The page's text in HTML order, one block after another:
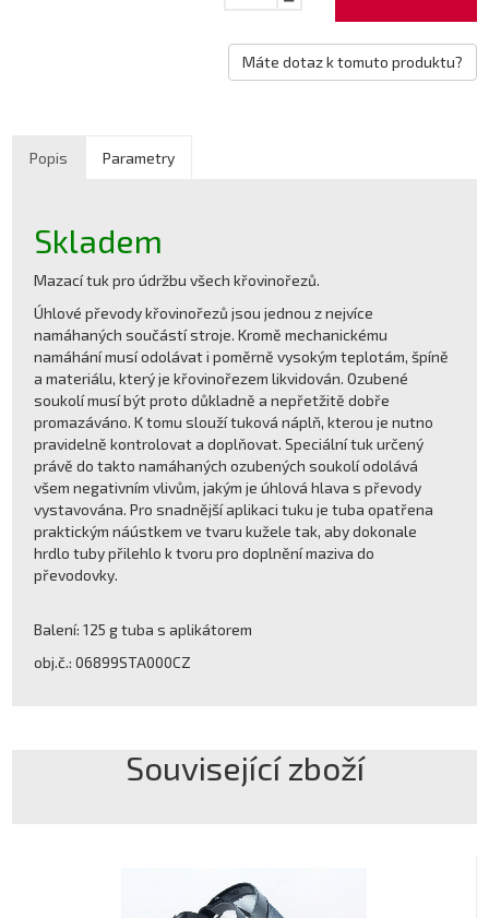
Máte dotaz k tomuto produktu?
Popis Parametry
Skladem
Mazací tuk pro údržbu všech křovinořezů.
Úhlové převody křovinořezů jsou jednou z nejvíce
namáhaných součástí stroje. Kromě mechanickému
namáhání musí odolávat i poměrně vysokým teplotám, špíně
a materiálu, který je křovinořezem likvidován. Ozubené
soukolí musí být proto důkladně a nepřetžitě dobře
promazáváno. K tomu slouží tuková náplň, kterou je nutno
pravidelně kontrolovat a doplňovat. Speciální tuk určený
právě do takto namáhaných ozubených soukolí odolává
všem negativním vlivům, jakým je úhlová hlava s převody
vystavována. Pro snadnější aplikaci tuku je tuba opatřena
praktickým náústkem ve tvaru kužele tak, aby dokonale
hrdlo tuby přilehlo k tvoru pro doplnění maziva do
převodovky.
Balení: 125 g tuba s aplikátorem
obj.č.: 06899STA000CZ
Související zboží